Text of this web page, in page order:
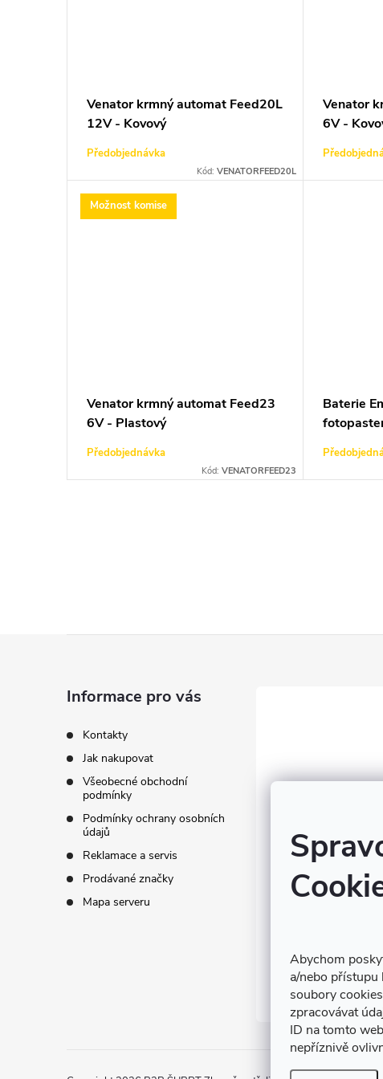
Abychom
a/nebo
soubory
zpracovávat
ID na tomto
nepříznivě
Venator krmný automat Feed20L
12V - Kovový
Předobjednávka
Kód:VENATORFEED20L
Venator
6V -
Možnost komise
Venator krmný automat Feed23
6V - Plastový
Předobjednávka
Kód:VENATORFEED23
Baterie
á
a
c
í
r
v
k
Informace pro vás
Kontakty
Jak nakupovat
Všeobecné obchodní
podmínky
Podmínky ochrany osobních
údajů
Reklamace a servis
Prodávané značky
Mapa serveru